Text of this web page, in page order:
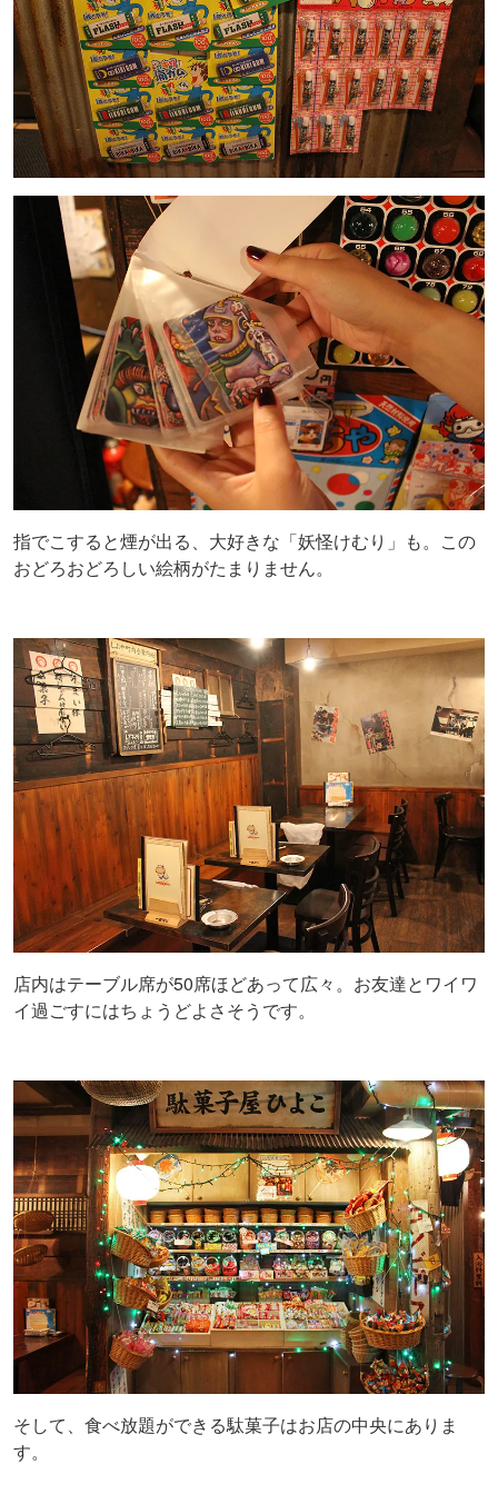
指でこすると煙が出る、大好きな「妖怪けむり」も。この
おどろおどろしい絵柄がたまりません。
店内はテーブル席が50席ほどあって広々。お友達とワイワ
イ過ごすにはちょうどよさそうです。
そして、食べ放題ができる駄菓子はお店の中央にありま
す。